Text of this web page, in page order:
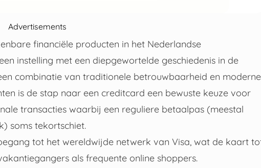
Advertisements
financiële producten in het Nederlandse
instelling met een diepgewortelde geschiedenis in de
combinatie van traditionele betrouwbaarheid en moderne
is de stap naar een creditcard een bewuste keuze voor
transacties waarbij een reguliere betaalpas (meestal
soms tekortschiet.
tot het wereldwijde netwerk van Visa, wat de kaart
als frequente online shoppers.